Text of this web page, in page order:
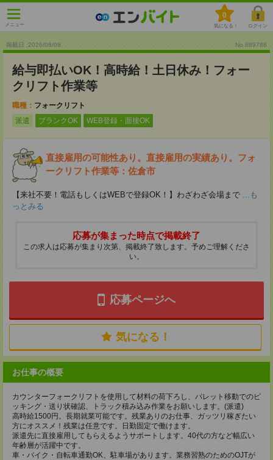
メニュー
0
気になる！ ログイン
掲載日 :2026/08/08 No.889786
給与即払いOK！高時給！土日休み！フォー
クリフト作業等
職種： フォークリフト
派遣
ブランクOK WEB登録・面接OK
直接雇用の可能性あり。直接雇用の実績あり。フォ
ークリフト作業等：佐倉市
【来社不要！電話もしくはWEBで登録OK！】わざわざ会場まで ...も
っとみる
応募が集まった時点で掲載終了
この求人は応募が集まり次第、掲載終了致します。予めご理解くださ
い。
応募ページへ
気になる！
お仕事の概要
カウンターフォークリフトを使用して材料の荷下ろし、パレット移動でのピ
ッキング・送り状確認、トラック積み込み作業をお願いします。(派遣)
高時給1500円。長期就業可能です。残業ありのお仕事、ガッツリ稼ぎたい
方にオススメ！残業は任意です。日勤固定で働けます。
派遣先に直接雇用してもらえるようサポートします。40代の方など幅広い
年齢層が活躍中です。
車・バイク・自転車通勤OK、駐車場があります。業務習熟のためのOJTが